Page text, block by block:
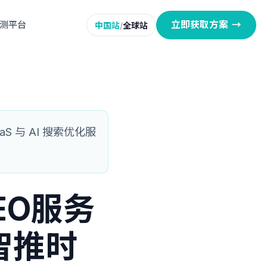
平台 中国站/全球站 立即获取方案 →
与 AI 搜索优化服
服务
推时